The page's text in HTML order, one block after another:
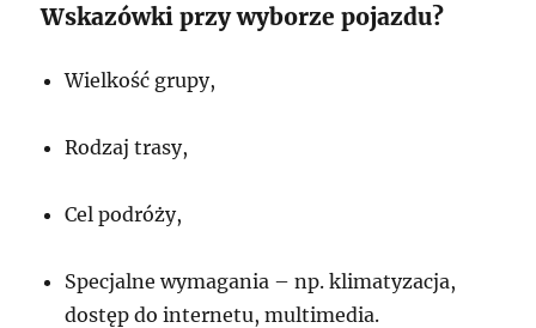
Wskazówki przy wyborze pojazdu?
Wielkość grupy,
Rodzaj trasy,
Cel podróży,
Specjalne wymagania – np. klimatyzacja,
dostęp do internetu, multimedia.